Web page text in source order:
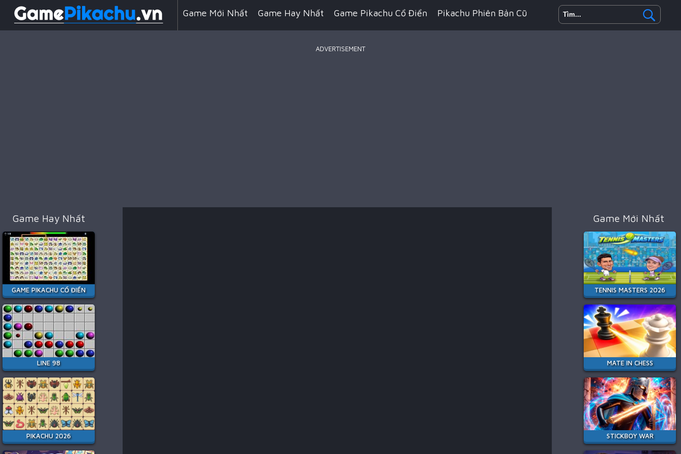
Game Mới Nhất Game Hay Nhất Game Pikachu Cổ Điển Pikachu Phiên Bản Cũ
ADVERTISEMENT
Game Hay Nhất
GAME PIKACHU CỔ ĐIỂN
LINE 98
PIKACHU 2026
Game Mới Nhất
TENNIS MASTERS 2026
MATE IN CHESS
STICKBOY WAR